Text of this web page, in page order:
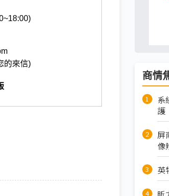
的來信)
商情
系
護
屏
像
英